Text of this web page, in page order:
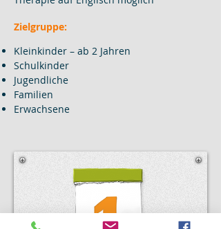
Zielgruppe:
Kleinkinder – ab 2 Jahren
Schulkinder
Jugendliche
Familien
Erwachsene